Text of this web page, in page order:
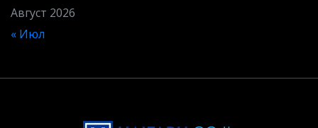
Август 2026
« Июл